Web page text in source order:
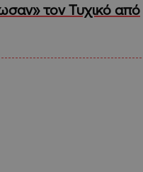
τον Τυχικό από